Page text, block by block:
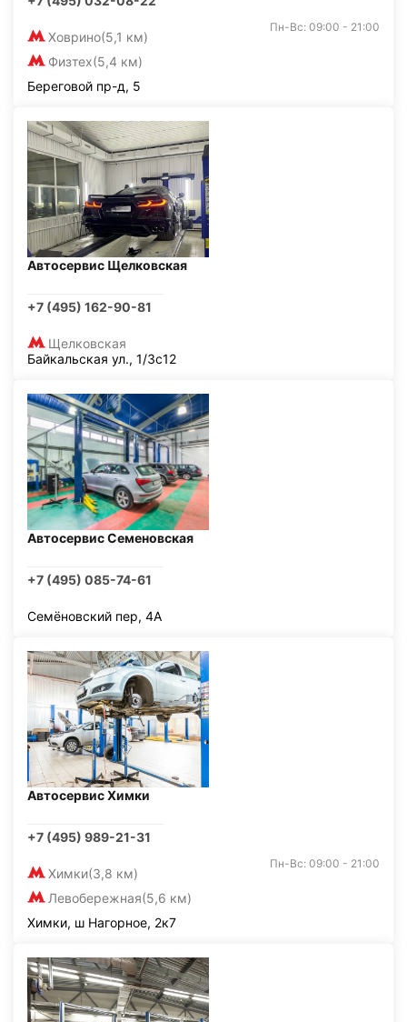
Ховрино(5,1 км)
Физтех(5,4 км)
Пн-Вс: 09:00 - 21:00
Береговой пр-д, 5
Автосервис Щелковская
+7 (495) 162-90-81
Щелковская
Байкальская ул., 1/3с12
Автосервис Семеновская
+7 (495) 085-74-61
Семёновский пер, 4А
Автосервис Химки
+7 (495) 989-21-31
Химки(3,8 км)
Левобережная(5,6 км)
Пн-Вс: 09:00 - 21:00
Химки, ш Нагорное, 2к7